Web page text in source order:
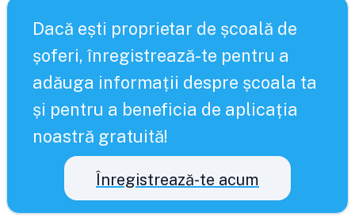
Dacă ești proprietar de școală de
șoferi, înregistrează-te pentru a
adăuga informații despre școala ta
și pentru a beneficia de aplicația
noastră gratuită!
Înregistrează-te acum